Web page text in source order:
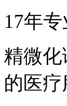
17年
精微
的医疗